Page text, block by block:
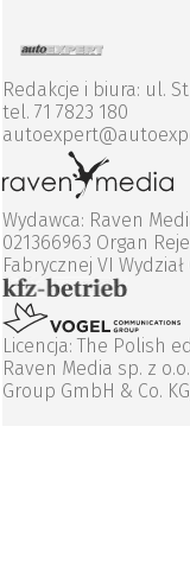
Redakcje i biura: ul.
tel. 71 7823 180
Wydawca: Raven
021366963 Organ
Fabrycznej VI
Licencja: The Polish
Raven Media sp. z
Group GmbH & Co.